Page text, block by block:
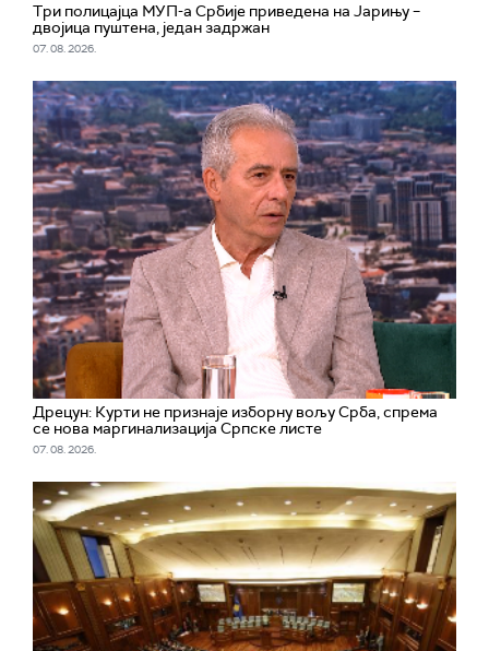
Три полицајца МУП-а Србије приведена на Јарињу –
двојица пуштена, један задржан
07. 08. 2026.
Дрецун: Курти не признаје изборну вољу Срба, спрема
се нова маргинализација Српске листе
07. 08. 2026.